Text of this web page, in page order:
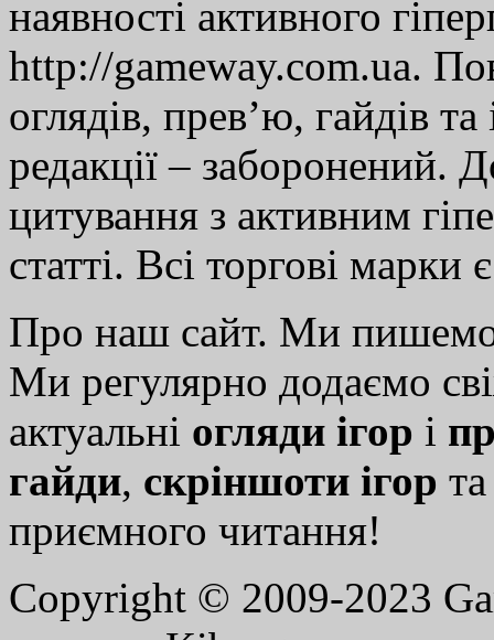
наявності активного
http://gameway.com.ua.
оглядів, прев’ю, гайдів
редакції – заборонений.
цитування з активним
статті. Всі торгові марки
Про наш сайт. Ми
Ми регулярно додаємо
актуальні огляди ігор і
гайди, скріншоти ігор
приємного читання!
Copyright © 2009-2023